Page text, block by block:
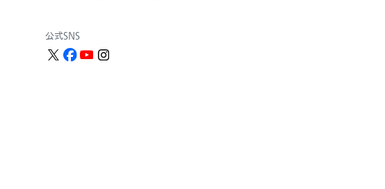
公式SNS